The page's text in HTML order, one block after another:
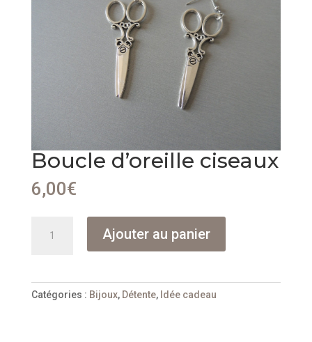
Boucle d’oreille ciseaux
6,00€
Ajouter au panier
Catégories : Bijoux, Détente, Idée cadeau